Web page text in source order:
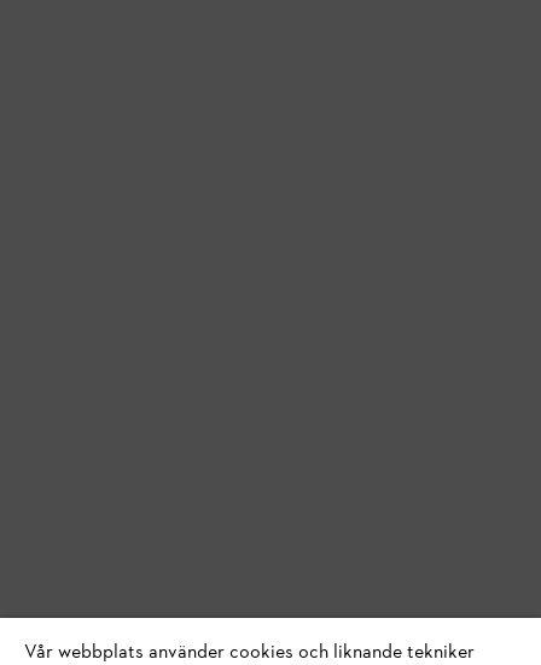
Vår webbplats använder cookies och liknande tekniker